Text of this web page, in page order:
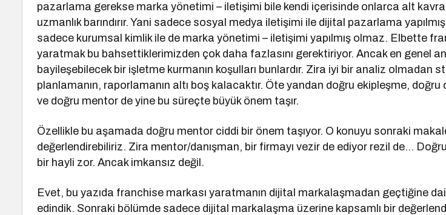
pazarlama gerekse marka yönetimi – iletişimi bile kendi içerisinde onlarca alt
uzmanlık barındırır. Yani sadece sosyal medya iletişimi ile dijital pazarlama
sadece kurumsal kimlik ile de marka yönetimi – iletişimi yapılmış olmaz. Elbette
yaratmak bu bahsettiklerimizden çok daha fazlasını gerektiriyor. Ancak en genel
bayileşebilecek bir işletme kurmanın koşulları bunlardır. Zira iyi bir analiz olmadan
planlamanın, raporlamanın altı boş kalacaktır. Öte yandan doğru ekipleşme,
ve doğru mentor de yine bu süreçte büyük önem taşır.
Özellikle bu aşamada doğru mentor ciddi bir önem taşıyor. O konuyu sonraki
değerlendirebiliriz. Zira mentor/danışman, bir firmayı vezir de ediyor rezil de…
bir hayli zor. Ancak imkansız değil.
Evet, bu yazıda franchise markası yaratmanın dijital markalaşmadan geçtiğine
edindik. Sonraki bölümde sadece dijital markalaşma üzerine kapsamlı bir